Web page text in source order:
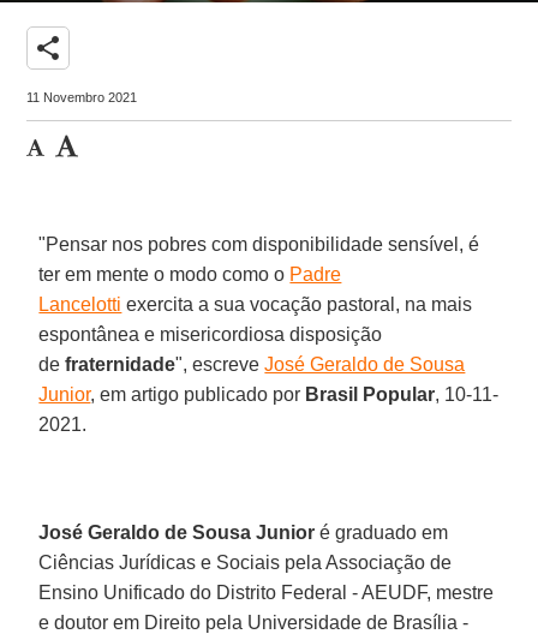
share
11 Novembro 2021
"Pensar nos pobres com disponibilidade sensível, é
ter em mente o modo como o Padre
Lancelotti exercita a sua vocação pastoral, na mais
espontânea e misericordiosa disposição
defraternidade", escreveJosé Geraldo de Sousa
Junior, em artigo publicado por Brasil Popular, 10-11-
2021.
José Geraldo de Sousa Junior é graduado em
Ciências Jurídicas e Sociais pela Associação de
Ensino Unificado do Distrito Federal - AEUDF, mestre
e doutor em Direito pela Universidade de Brasília -